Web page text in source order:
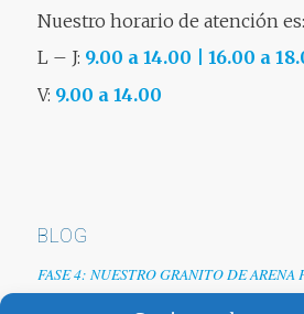
Nuestro horario de atención es:
L – J: 9.00 a 14.00 | 16.00 a
V: 9.00 a 14.00
BLOG
FASE 4: NUESTRO GRANITO DE ARENA
EMPRESAS TRAS LA CRISIS DEL